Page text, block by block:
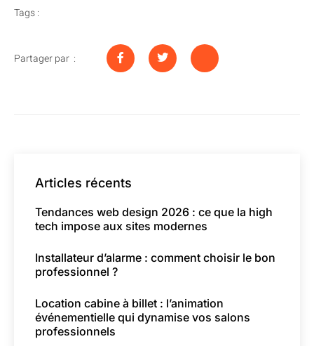
Tags :
Partager par :
Articles récents
Tendances web design 2026 : ce que la high
tech impose aux sites modernes
Installateur d’alarme : comment choisir le bon
professionnel ?
Location cabine à billet : l’animation
événementielle qui dynamise vos salons
professionnels